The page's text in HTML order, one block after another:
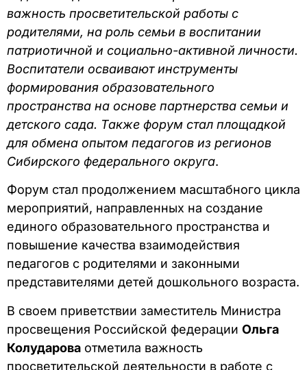
важность просветительской работы с
родителями, на роль семьи в воспитании
патриотичной и социально-активной личности.
Воспитатели осваивают инструменты
формирования образовательного
пространства на основе партнерства семьи и
детского сада. Также форум стал площадкой
для обмена опытом педагогов из регионов
Сибирского федерального округа.
Форум стал продолжением масштабного цикла
мероприятий, направленных на создание
единого образовательного пространства и
повышение качества взаимодействия
педагогов с родителями и законными
представителями детей дошкольного возраста.
В своем приветствии заместитель Министра
просвещения Российской федерации Ольга
Колударова отметила важность
просветительской деятельности в работе с